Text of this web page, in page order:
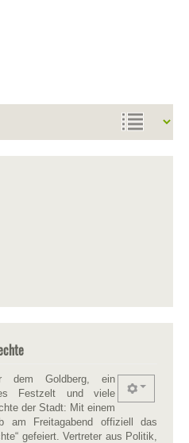
Goldberg, ein
Festzelt und viele
der Stadt: Mit einem
am Freitagabend offiziell das
gefeiert. Vertreter aus Politik,